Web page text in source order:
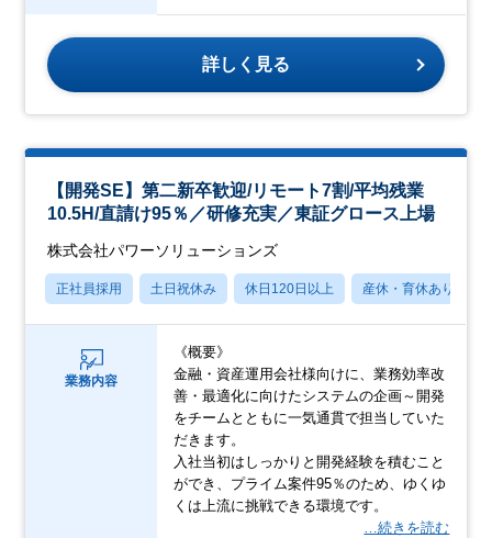
詳しく見る
【開発SE】第二新卒歓迎/リモート7割/平均残業
10.5H/直請け95％／研修充実／東証グロース上場
株式会社パワーソリューションズ
正社員採用 土日祝休み 休日120日以上 産休・育休あり
業務内容
《概要》
金融・資産運用会社様向けに、業務効率改
善・最適化に向けたシステムの企画～開発
をチームとともに一気通貫で担当していた
だきます。
入社当初はしっかりと開発経験を積むこと
ができ、プライム案件95％のため、ゆくゆ
くは上流に挑戦できる環境です。
…続きを読む